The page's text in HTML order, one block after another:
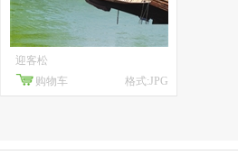
迎客松
购物车
格式:JPG